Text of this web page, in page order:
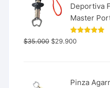
Deportiva
Master
Valorado
con
$35.000 $29.900
Pinza